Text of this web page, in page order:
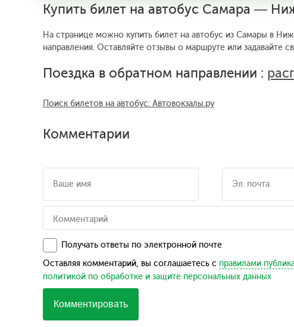
Купить билет на автобус Самара —
На странице можно купить билет на автобус из Самары в
направления. Оставляйте отзывы о маршруте или задавайте
Поездка в обратном направлении :
Поиск билетов на автобус: Автовокзалы.ру
Комментарии
Получать ответы по электронной почте
Оставляя комментарий, вы соглашаетесь с правилами
политикой по обработке и защите персональных данных
Комментировать